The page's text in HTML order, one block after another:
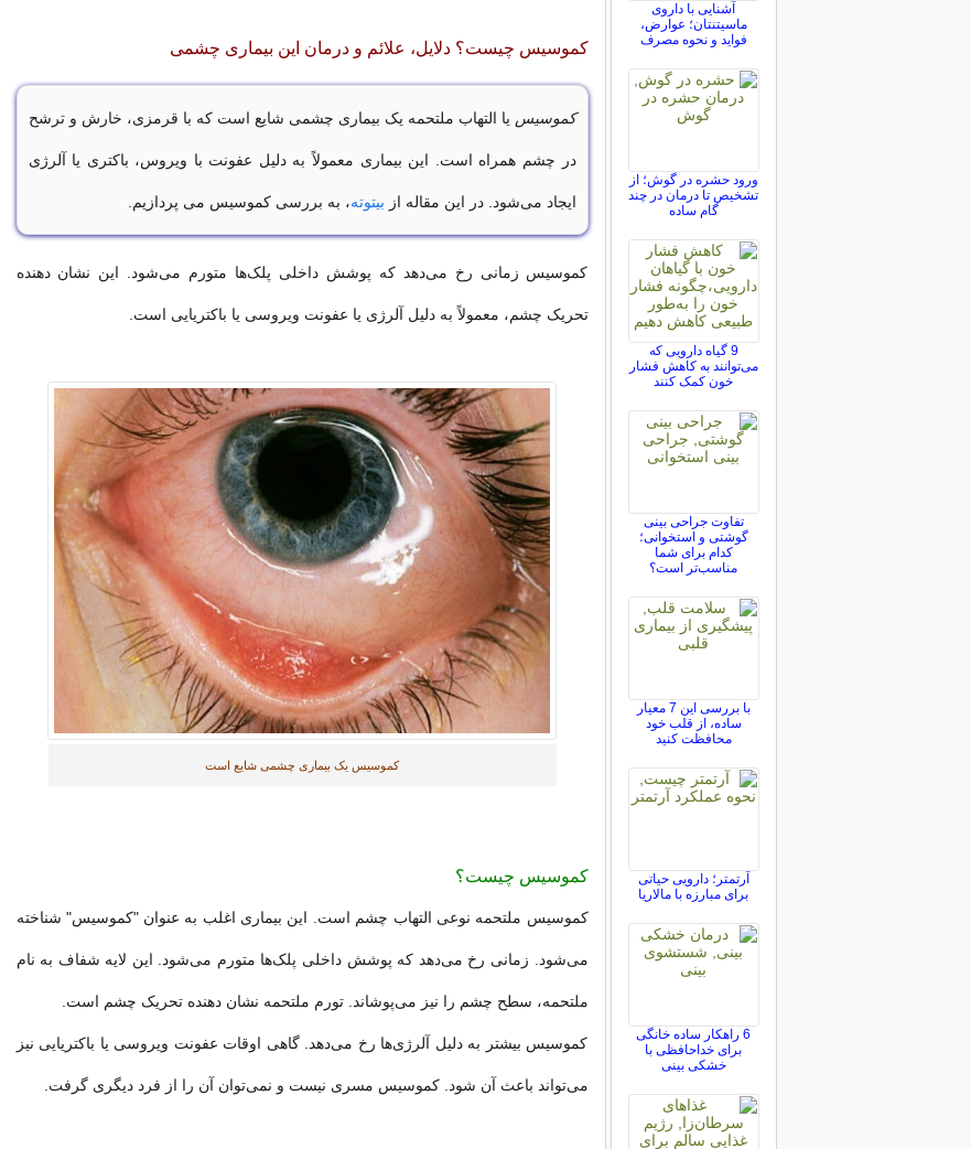
کموسیس چیست؟ دلایل، علائم و درمان این بیماری چشمی
کموسیس یا التهاب ملتحمه یک بیماری چشمی شایع است که با قرمزی، خارش و ترشح
در چشم همراه است. این بیماری معمولاً به دلیل عفونت با ویروس، باکتری یا آلرژی
ایجاد می‌شود. در این مقاله از بیتوته، به بررسی کموسیس می پردازیم.
کموسیس زمانی رخ می‌دهد که پوشش داخلی پلک‌ها متورم می‌شود. این نشان دهنده
تحریک چشم، معمولاً به دلیل آلرژی یا عفونت ویروسی یا باکتریایی است.
کموسیس یک بیماری چشمی شایع است
کموسیس چیست؟
کموسیس ملتحمه نوعی التهاب چشم است. این بیماری اغلب به عنوان "کموسیس" شناخته
می‌شود. زمانی رخ می‌دهد که پوشش داخلی پلک‌ها متورم می‌شود. این لایه شفاف به نام
ملتحمه، سطح چشم را نیز می‌پوشاند. تورم ملتحمه نشان دهنده تحریک چشم است.
کموسیس بیشتر به دلیل آلرژی‌ها رخ می‌دهد. گاهی اوقات عفونت ویروسی یا باکتریایی نیز
می‌تواند باعث آن شود. کموسیس مسری نیست و نمی‌توان آن را از فرد دیگری گرفت.
آشنایی با داروی
ماسیتنتان؛ عوارض،
فواید و نحوه مصرف
ورود حشره در گوش؛ از
تشخیص تا درمان در چند
گام ساده
9 گیاه دارویی که
می‌توانند به کاهش فشار
خون کمک کنند
تفاوت جراحی بینی
گوشتی و استخوانی؛
کدام برای شما
مناسب‌تر است؟
با بررسی این 7 معیار
ساده، از قلب خود
محافظت کنید
آرتمتر؛ دارویی حیاتی
برای مبارزه با مالاریا
6 راهکار ساده خانگی
برای خداحافظی با
خشکی بینی